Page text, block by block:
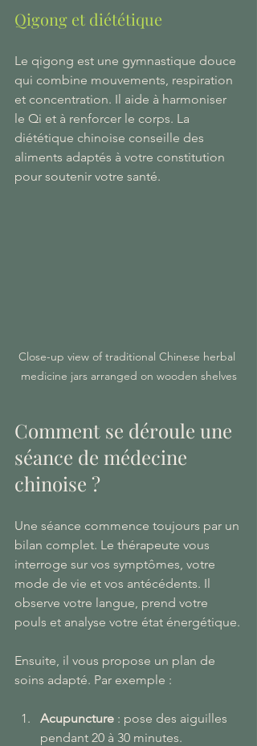
Qigong et diététique
Le qigong est une gymnastique douce
qui combine mouvements, respiration
et concentration. Il aide à harmoniser
le Qi et à renforcer le corps. La
diététique chinoise conseille des
aliments adaptés à votre constitution
pour soutenir votre santé.
Close-up view of traditional Chinese herbal
medicine jars arranged on wooden shelves
Comment se déroule une
séance de médecine
chinoise ?
Une séance commence toujours par un
bilan complet. Le thérapeute vous
interroge sur vos symptômes, votre
mode de vie et vos antécédents. Il
observe votre langue, prend votre
pouls et analyse votre état énergétique.
Ensuite, il vous propose un plan de
soins adapté. Par exemple :
Acupuncture : pose des aiguilles
pendant 20 à 30 minutes.